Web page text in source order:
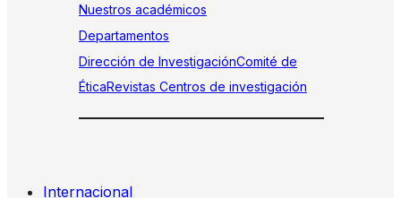
Nuestros académicos
Departamentos
Dirección de InvestigaciónComité de
ÉticaRevistas Centros de investigación
Internacional